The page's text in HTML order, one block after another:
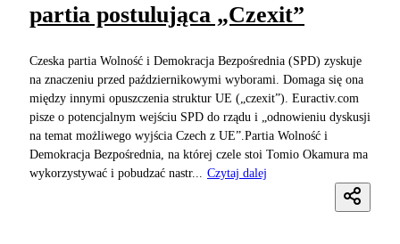
partia postulująca „Czexit”
Czeska partia Wolność i Demokracja Bezpośrednia (SPD) zyskuje
na znaczeniu przed październikowymi wyborami. Domaga się ona
między innymi opuszczenia struktur UE („czexit”). Euractiv.com
pisze o potencjalnym wejściu SPD do rządu i „odnowieniu dyskusji
na temat możliwego wyjścia Czech z UE”.Partia Wolność i
Demokracja Bezpośrednia, na której czele stoi Tomio Okamura ma
wykorzystywać i pobudzać nastr... Czytaj dalej